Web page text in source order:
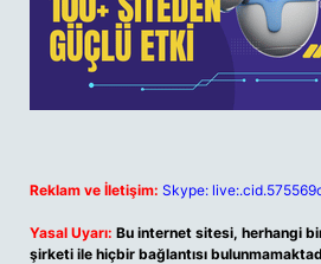
Reklam ve İletişim: Skype:
Yasal Uyarı: Bu internet sitesi, herhangi
şirketi ile hiçbir bağlantısı